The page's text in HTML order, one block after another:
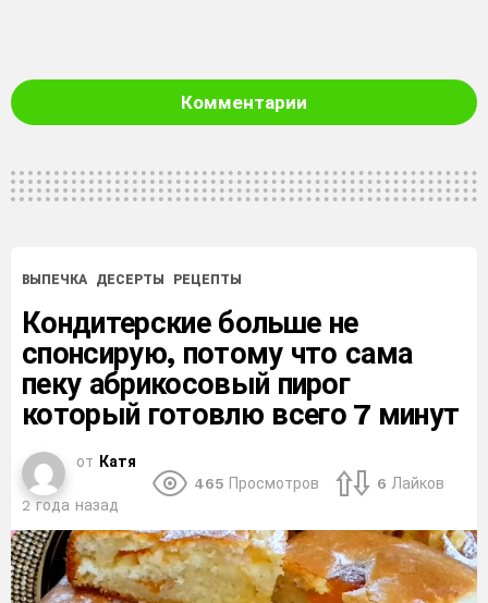
Комментарии
ВЫПЕЧКА ДЕСЕРТЫ РЕЦЕПТЫ
Кондитерские больше не
спонсирую, потому что сама
пеку абрикосовый пирог
который готовлю всего 7 минут
от Катя
2 года назад
465 Просмотров 6 Лайков